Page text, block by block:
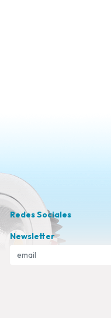
Redes Sociales
Newsletter